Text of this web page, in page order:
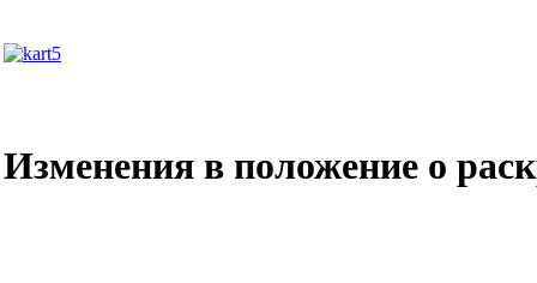
Изменения в положение о